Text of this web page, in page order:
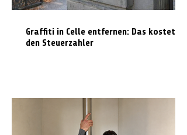
Graffiti in Celle entfernen: Das kostet es
den Steuerzahler